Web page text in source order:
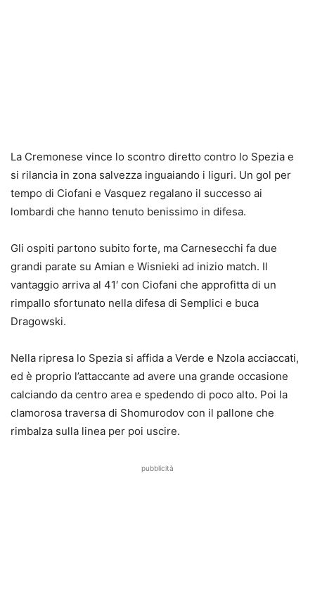
La Cremonese vince lo scontro diretto contro lo Spezia e
si rilancia in zona salvezza inguaiando i liguri. Un gol per
tempo di Ciofani e Vasquez regalano il successo ai
lombardi che hanno tenuto benissimo in difesa.
Gli ospiti partono subito forte, ma Carnesecchi fa due
grandi parate su Amian e Wisnieki ad inizio match. Il
vantaggio arriva al 41′ con Ciofani che approfitta di un
rimpallo sfortunato nella difesa di Semplici e buca
Dragowski.
Nella ripresa lo Spezia si affida a Verde e Nzola acciaccati,
ed è proprio l’attaccante ad avere una grande occasione
calciando da centro area e spedendo di poco alto. Poi la
clamorosa traversa di Shomurodov con il pallone che
rimbalza sulla linea per poi uscire.
pubblicità